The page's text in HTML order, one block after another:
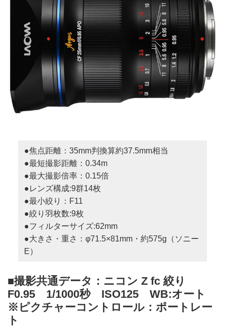
●焦点距離：35mm判換算約37.5mm相当
●最短撮影距離：0.34m
●最大撮影倍率：0.15倍
●レンズ構成:9群14枚
●最小絞り：F11
●絞り羽枚数:9枚
●フィルターサイズ:62mm
●大きさ・重さ：φ71.5×81mm・約575g（ソニー
E）
■撮影共通データ：ニコン Z fc 絞り
F0.95 1/1000秒 ISO125 WB:オート
※ピクチャーコントロール：ポートレー
ト